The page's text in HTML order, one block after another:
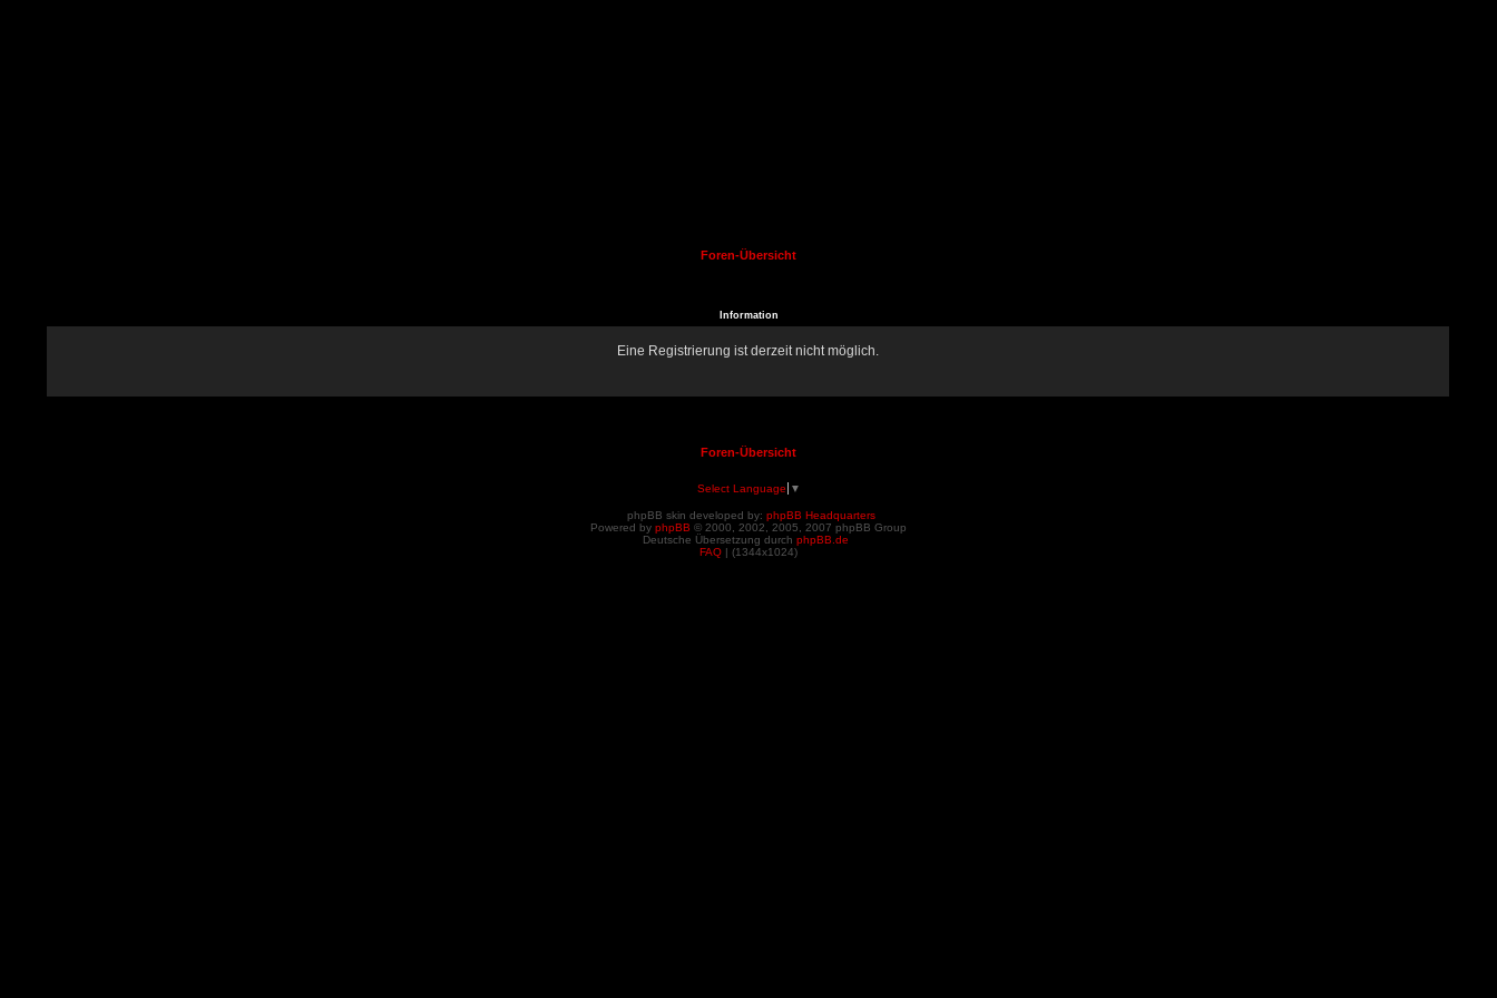
Foren-Übersicht
Information
Eine Registrierung ist derzeit nicht möglich.
Foren-Übersicht
Select Language ▼
phpBB skin developed by: phpBB Headquarters
Powered by phpBB © 2000, 2002, 2005, 2007 phpBB Group
Deutsche Übersetzung durch phpBB.de
FAQ | (1344x1024)